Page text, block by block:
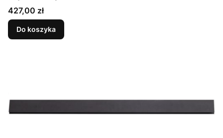
Cena
427,00 zł
Do koszyka